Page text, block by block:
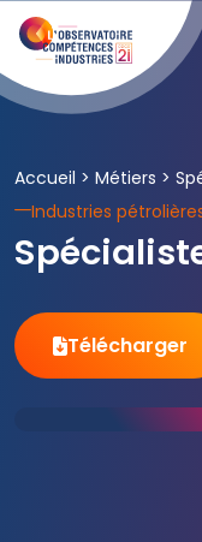
Accueil > Métiers >
Industries
Télécharger